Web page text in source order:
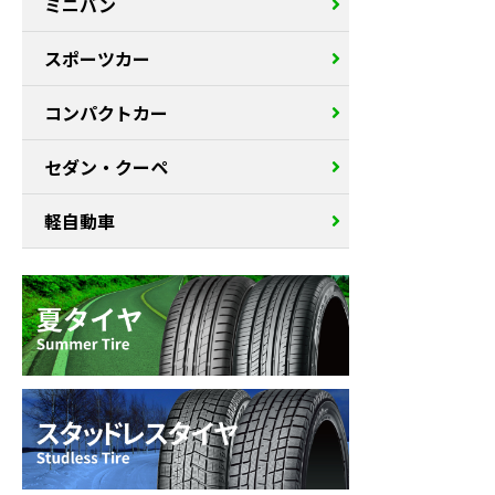
スポーツカー
コンパクトカー
セダン・クーペ
軽自動車